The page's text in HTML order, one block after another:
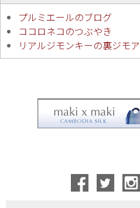
プルミエールのブログ
ココロネコのつぶやき
リアルジモンキーの裏ジモア